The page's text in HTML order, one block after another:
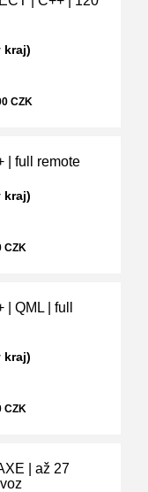
kraj)
CZK
| full remote
kraj)
CZK
QML | full
kraj)
CZK
| až 27